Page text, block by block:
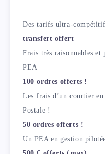
Des tarifs ultra-
transfert offert
Frais très raisonnables
PEA
100 ordres offerts !
Les frais d’un courtier
Postale !
50 ordres offerts !
Un PEA en gestion